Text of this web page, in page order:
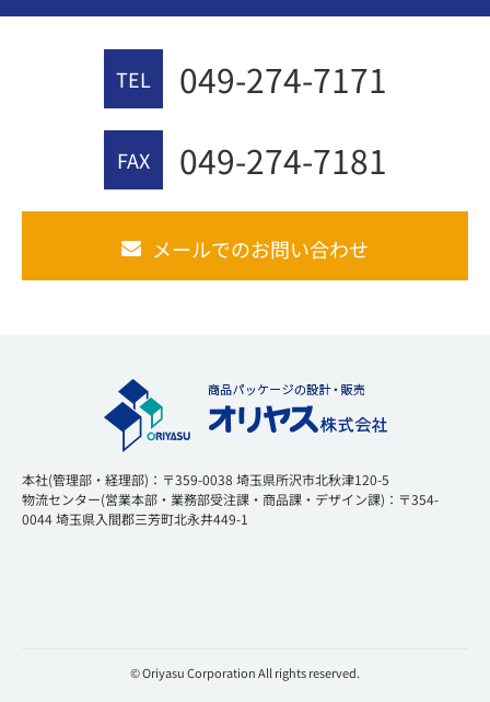
TEL 049-274-7171
FAX 049-274-7181
メールでのお問い合わせ
本社(管理部・経理部)：〒359-0038 埼玉県所沢市北秋津120-5
物流センター(営業本部・業務部受注課・商品課・デザイン課)：〒354-
0044 埼玉県入間郡三芳町北永井449-1
© Oriyasu Corporation All rights reserved.